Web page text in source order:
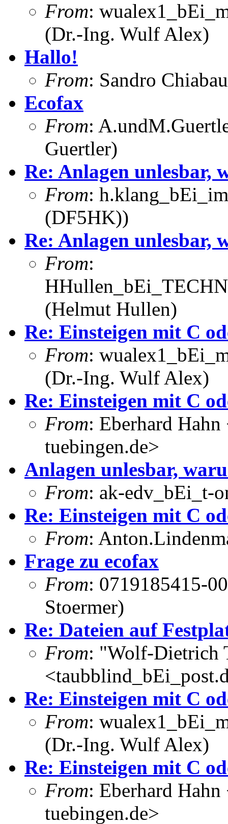
From:
(Dr.-Ing. Wulf Alex)
Hallo!
From: Sandro
Ecofax
From:
Guertler)
Re: Anlagen unlesbar,
From:
(DF5HK))
Re: Anlagen unlesbar,
From:
(Helmut Hullen)
Re: Einsteigen mit C
From:
(Dr.-Ing. Wulf Alex)
Re: Einsteigen mit C
From: Eberhard
tuebingen.de>
Anlagen unlesbar,
From: ak-edv_bEi_t-
Re: Einsteigen mit C
From:
Frage zu ecofax
From: 0719185415-
Stoermer)
Re: Dateien auf
From: "Wolf-Dietrich
Re: Einsteigen mit C
From:
(Dr.-Ing. Wulf Alex)
Re: Einsteigen mit C
From: Eberhard
tuebingen.de>